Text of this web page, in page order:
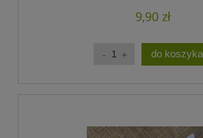
9,90 zł
do koszyka